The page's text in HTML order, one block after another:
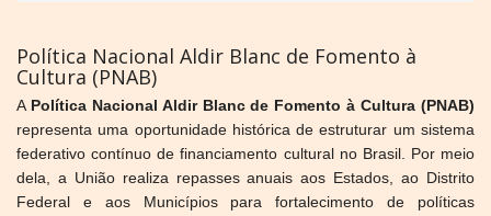
Política Nacional Aldir Blanc de Fomento à
Cultura (PNAB)
A Política Nacional Aldir Blanc de Fomento à Cultura (PNAB)
representa uma oportunidade histórica de estruturar um sistema
federativo contínuo de financiamento cultural no Brasil. Por meio
dela, a União realiza repasses anuais aos Estados, ao Distrito
Federal e aos Municípios para fortalecimento de políticas